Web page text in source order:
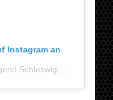
Instagram an